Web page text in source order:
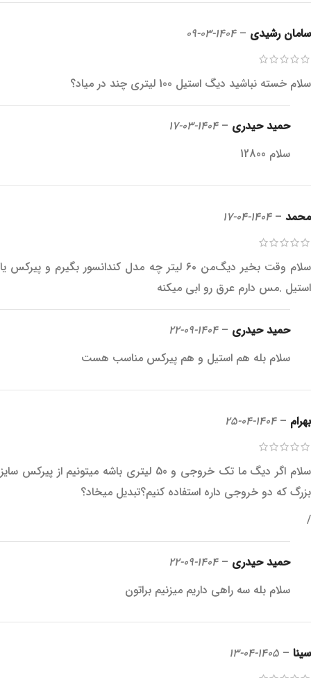
سامان رشیدی –
1404-03-09
سلام خسته نباشید دیگ استیل 100 لیتری چند در میاد؟
حمید حیدری –
1404-03-17
سلام 12800
محمد –
1404-04-17
سلام وقت بخیر دیگ‌من ۶۰ لیتر چه مدل کندانسور بگیرم و پیرکس یا
استیل .مس دارم عرق رو ابی میکنه
حمید حیدری –
1404-09-22
سلام بله هم استیل و هم پیرکس مناسب هست
بهرام –
1404-04-25
سلام اگر دیگ ما تک خروجی و 50 لیتری باشه میتونیم از پیرکس سایز
بزرگ که دو خروجی داره استفاده کنیم؟تبدیل میخاد؟
/
حمید حیدری –
1404-09-22
سلام بله سه راهی داریم میزنیم براتون
سینا –
1405-04-13